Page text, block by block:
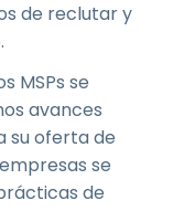
de reclutar y
MSPs se
avances
su oferta de
se
de